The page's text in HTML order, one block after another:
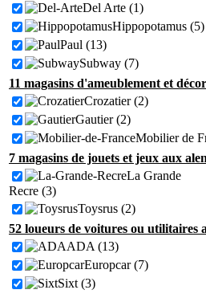
Del Arte (1)
Hippopotamus (5)
Paul (13)
Subway (7)
11 magasins d'ameublement et
Crozatier (2)
Gautier (2)
Mobilier de
7 magasins de jouets et jeux aux
La Grande
Recre (3)
Toysrus (2)
52 loueurs de voitures ou utilitaires
ADA (13)
Europcar (7)
Sixt (3)